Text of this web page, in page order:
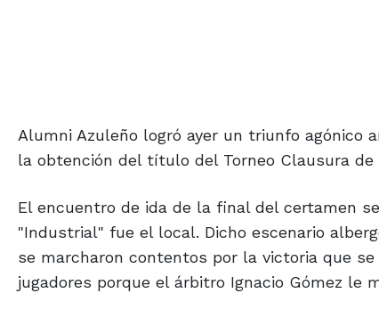
Alumni Azuleño logró ayer un triunfo agónico
la obtención del título del Torneo Clausura de
El encuentro de ida de la final del certamen
"Industrial" fue el local. Dicho escenario
se marcharon contentos por la victoria que
jugadores porque el árbitro Ignacio Gómez le